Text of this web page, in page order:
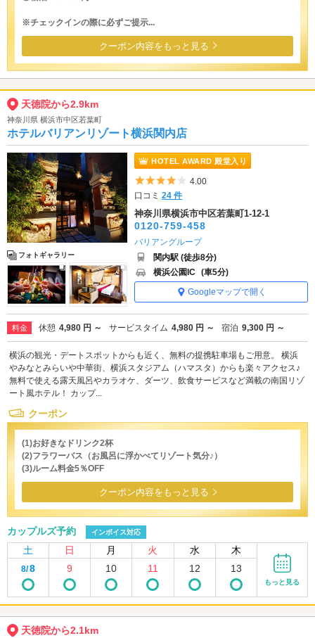
※チェックインの際に必ずご提示...
クーポン内容をもっと見る
天徳院から2.9km
神奈川県 横浜市中区若葉町
ホテルバリアンリゾート横浜関内店
フォトギャラリー
HOTEL AWARD 殿堂入り
5つ星のうち4
4.00
口コミ24 件
神奈川県横浜市中区若葉町1-12-1
0120-759-458
バリアングループ
関内駅 (徒歩8分)
横浜公園IC (車5分)
Googleマップで開く
料金 休憩 4,980 円 ～ サービスタイム 4,980 円 ～ 宿泊 9,300 円 ～
横浜の観光・デートスポットからも近く、無料の提携駐車場もご用意。 横浜
やみなとみらいや中華街、横浜スタジアム（ハマスタ）からも楽々アクセス♪
無料で使える露天風呂やカラオケ、ダーツ、飲食サービスなど満載の南国リゾ
ート風ホテル！ カップ...
クーポン
(1)お好きなドリンク2杯
(2)フラワーバス（お風呂に浮かべてリゾート気分♪）
(3)ルーム料金5％OFF
クーポン内容をもっと見る
カップルズ予約 インボイス対応
土 日 月 火 水 木
8/8 9 10 11 12 13
もっと見る
天徳院から2.1km